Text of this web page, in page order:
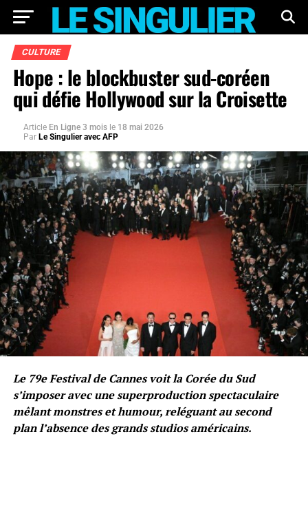
CULTURE
Hope : le blockbuster sud-coréen
qui défie Hollywood sur la Croisette
Article En Ligne 3 mois le 18 mai 2026
Par Le Singulier avec AFP
Le 79e Festival de Cannes voit la Corée du Sud
s’imposer avec une superproduction spectaculaire
mêlant monstres et humour, reléguant au second
plan l’absence des grands studios américains.